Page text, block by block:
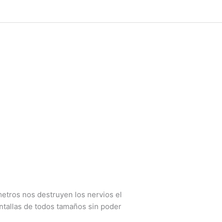
nos destruyen los nervios el
de todos tamaños sin poder